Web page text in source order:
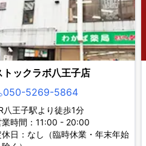
トックラボ八王子店
050-5269-5864
八王子駅より徒歩1分
業時間：11:00 - 20:00
休日：なし（臨時休業・年末年始